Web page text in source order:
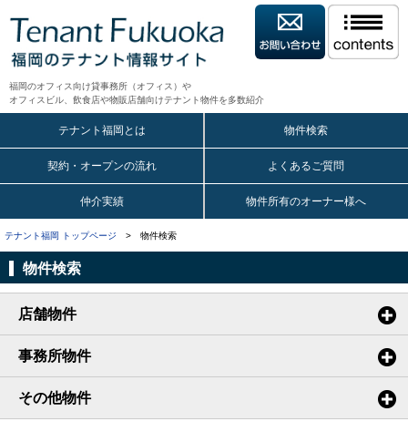
福岡のオフィス向け貸事務所（オフィス）や
オフィスビル、飲食店や物販店舗向けテナント物件を多数紹介
テナント福岡とは 物件検索
契約・オープンの流れ よくあるご質問
仲介実績 物件所有のオーナー様へ
テナント福岡 トップページ > 物件検索
物件検索
店舗物件
事務所物件
その他物件